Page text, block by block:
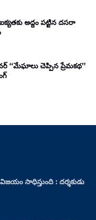
అద్దం పట్టిన దసరా
“మేఘాలు చెప్పిన ప్రేమకథ”
సాధిస్తుంది : దర్శకుడు